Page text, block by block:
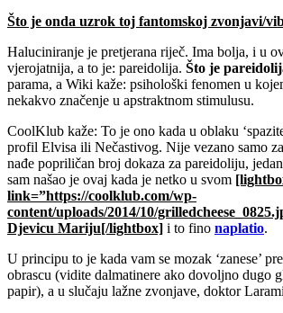
Što je onda uzrok toj fantomskoj zvonjavi/
Haluciniranje je pretjerana riječ. Ima bolja, i u
vjerojatnija, a to je: pareidolija. Što je
parama, a Wiki kaže: psihološki fenomen u
nekakvo značenje u apstraktnom stimulusu.
CoolKlub kaže: To je ono kada u oblaku
profil Elvisa ili Nečastivog. Nije vezano samo
nađe popriličan broj dokaza za pareidoliju,
sam našao je ovaj kada je netko u svom
link=”https://coolklub.com/wp-
content/uploads/2014/10/
Djevicu Mariju[/lightbox] i to fino naplatio.
U principu to je kada vam se mozak ‘zanese’
obrascu (vidite dalmatinere ako dovoljno dugo
papir), a u slučaju lažne zvonjave, doktor